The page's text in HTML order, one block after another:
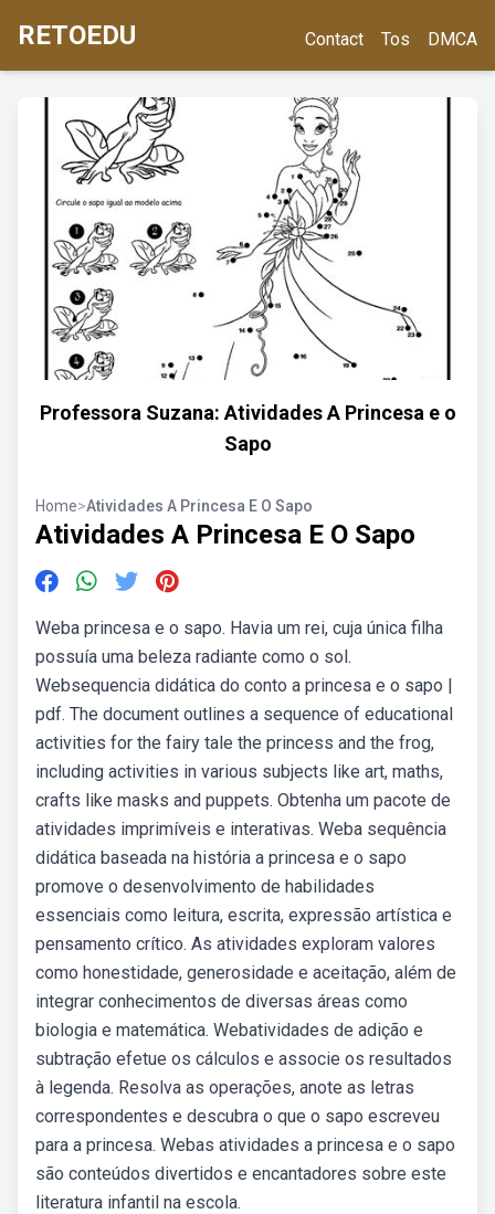
RETOEDU Contact Tos DMCA
Professora Suzana: Atividades A Princesa e o
Sapo
Home>Atividades A Princesa E O Sapo
Atividades A Princesa E O Sapo
Weba princesa e o sapo. Havia um rei, cuja única filha
possuía uma beleza radiante como o sol.
Websequencia didática do conto a princesa e o sapo |
pdf. The document outlines a sequence of educational
activities for the fairy tale the princess and the frog,
including activities in various subjects like art, maths,
crafts like masks and puppets. Obtenha um pacote de
atividades imprimíveis e interativas. Weba sequência
didática baseada na história a princesa e o sapo
promove o desenvolvimento de habilidades
essenciais como leitura, escrita, expressão artística e
pensamento crítico. As atividades exploram valores
como honestidade, generosidade e aceitação, além de
integrar conhecimentos de diversas áreas como
biologia e matemática. Webatividades de adição e
subtração efetue os cálculos e associe os resultados
à legenda. Resolva as operações, anote as letras
correspondentes e descubra o que o sapo escreveu
para a princesa. Webas atividades a princesa e o sapo
são conteúdos divertidos e encantadores sobre este
literatura infantil na escola.